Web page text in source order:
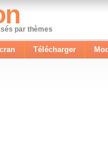
par thèmes
Télécharger